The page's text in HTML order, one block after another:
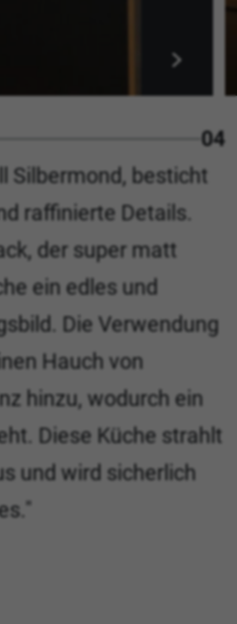
04
Silbermond, besticht
raffinierte Details.
der super matt
ein edles und
Die Verwendung
Hauch von
hinzu, wodurch ein
Diese Küche strahlt
und wird sicherlich